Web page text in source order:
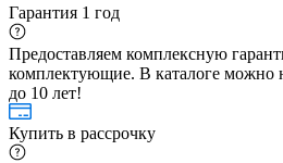
Гарантия 1 год
Предоставляем комплексную
комплектующие. В каталоге можно
до 10 лет!
Купить в рассрочку